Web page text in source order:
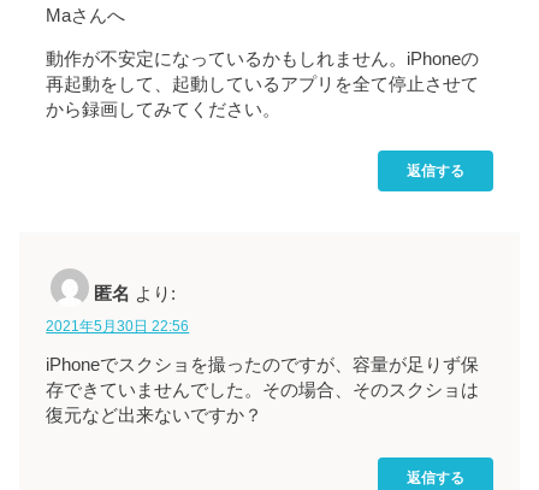
Maさんへ
動作が不安定になっているかもしれません。iPhoneの
再起動をして、起動しているアプリを全て停止させて
から録画してみてください。
返信する
匿名 より:
2021年5月30日 22:56
iPhoneでスクショを撮ったのですが、容量が足りず保
存できていませんでした。その場合、そのスクショは
復元など出来ないですか？
返信する